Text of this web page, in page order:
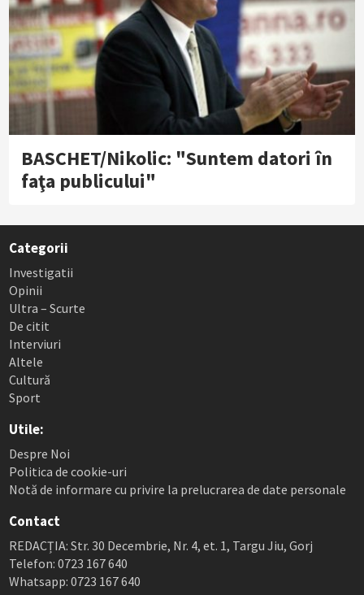
BASCHET/Nikolic: "Suntem datori în
faţa publicului"
Categorii
Investigatii
Opinii
Ultra – Scurte
De citit
Interviuri
Altele
Cultură
Sport
Utile:
Despre Noi
Politica de cookie-uri
Notă de informare cu privire la prelucrarea de date personale
Contact
REDACȚIA: Str. 30 Decembrie, Nr. 4, et. 1, Targu Jiu, Gorj
Telefon: 0723 167 640
Whatsapp: 0723 167 640